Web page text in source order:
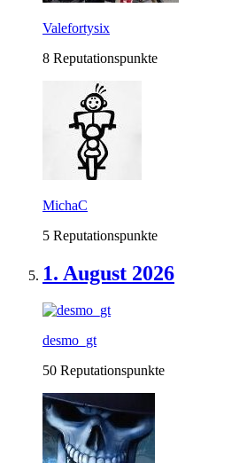
Valefortysix
8 Reputationspunkte
MichaC
5 Reputationspunkte
1. August 2026
desmo_gt
50 Reputationspunkte